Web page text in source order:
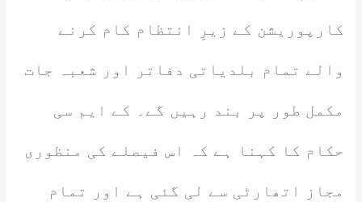
کارپوریشن کے زیرِ انتظام کام کرنے
والے تمام بلدیاتی دفاتر اور شعبہ جات
مکمل طور پر بند رہیں گے۔ کے ایم سی
حکام کا کہنا ہے کہ اس فیصلے کی منظوری
مجاز اتھارٹی سے لی گئی ہے اور تمام